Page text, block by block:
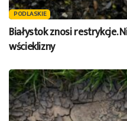
PODLASKIE
Białystok znosi restrykcje.
wścieklizny